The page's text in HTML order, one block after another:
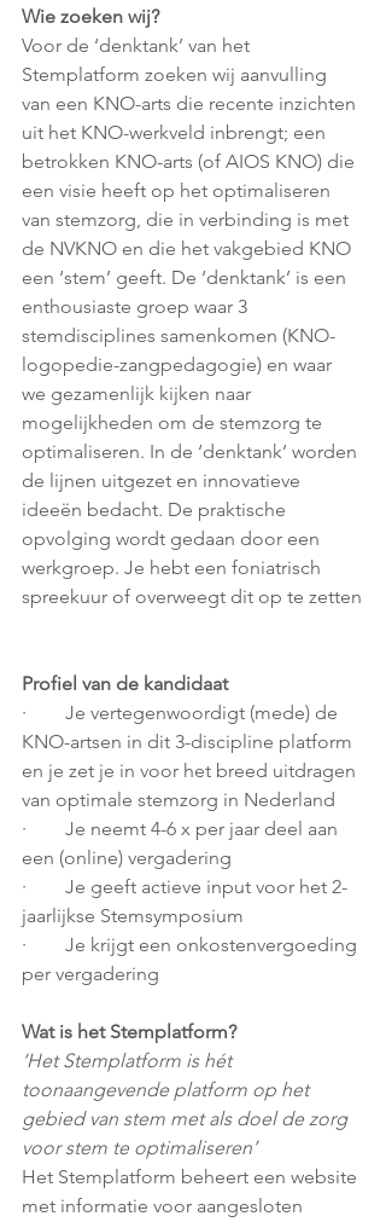
Wie zoeken wij?
Voor de ‘denktank’ van het
Stemplatform zoeken wij aanvulling
van een KNO-arts die recente inzichten
uit het KNO-werkveld inbrengt; een
betrokken KNO-arts (of AIOS KNO) die
een visie heeft op het optimaliseren
van stemzorg, die in verbinding is met
de NVKNO en die het vakgebied KNO
een ‘stem’ geeft. De ‘denktank’ is een
enthousiaste groep waar 3
stemdisciplines samenkomen (KNO-
logopedie-zangpedagogie) en waar
we gezamenlijk kijken naar
mogelijkheden om de stemzorg te
optimaliseren. In de ‘denktank’ worden
de lijnen uitgezet en innovatieve
ideeën bedacht. De praktische
opvolging wordt gedaan door een
werkgroep. Je hebt een foniatrisch
spreekuur of overweegt dit op te zetten
Profiel van de kandidaat
·        Je vertegenwoordigt (mede) de
KNO-artsen in dit 3-discipline platform
en je zet je in voor het breed uitdragen
van optimale stemzorg in Nederland
·        Je neemt 4-6 x per jaar deel aan
een (online) vergadering
·        Je geeft actieve input voor het 2-
jaarlijkse Stemsymposium
·        Je krijgt een onkostenvergoeding
per vergadering
Wat is het Stemplatform?
‘Het Stemplatform is hét
toonaangevende platform op het
gebied van stem met als doel de zorg
voor stem te optimaliseren’
Het Stemplatform beheert een website
met informatie voor aangesloten